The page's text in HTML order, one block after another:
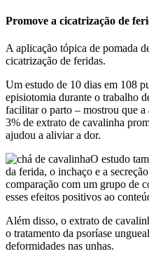
Promove a cicatrização de
A aplicação tópica de pomada
cicatrização de feridas.
Um estudo de 10 dias em 108
episiotomia durante o trabalho
facilitar o parto – mostrou que
3% de extrato de cavalinha
ajudou a aliviar a dor.
O estudo
da ferida, o inchaço e a
comparação com um grupo de
esses efeitos positivos ao
Além disso, o extrato de
o tratamento da psoríase
deformidades nas unhas.